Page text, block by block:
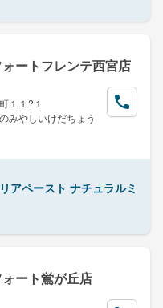
ートフレンテ西宮店
１１?１
みやしいけだちょう
アペースト ナチュラルミ
ート鴬が丘店